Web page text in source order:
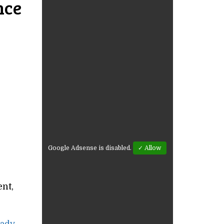
Google Adsense is disabled. ✓ Allow